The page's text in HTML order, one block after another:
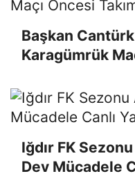
Başkan
Karagümrük
Iğdır FK
Dev Mücadele